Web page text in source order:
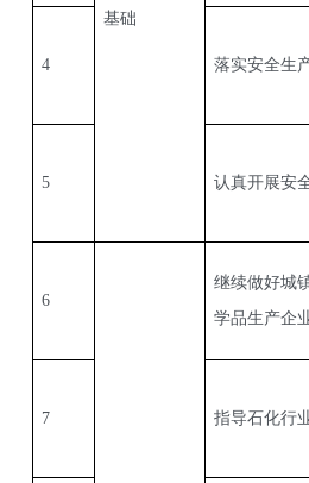
基础
4 落实安全生
5 认真开展安
6
继续做好城
学品生产企
7 指导石化行